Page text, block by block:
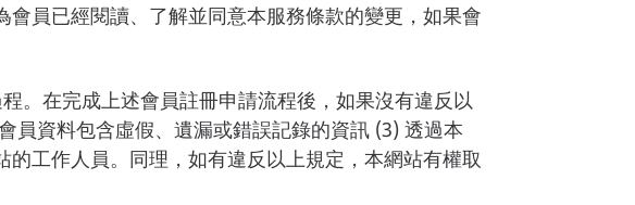
員已經閱讀、了解並同意本服務條款的變更，如果會
。在完成上述會員註冊申請流程後，如果沒有違反以
員資料包含虛假、遺漏或錯誤記錄的資訊 (3) 透過本
工作人員。同理，如有違反以上規定，本網站有權取